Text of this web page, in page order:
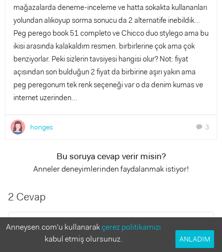
mağazalarda deneme-inceleme ve hatta sokakta kullananları
yolundan alıkoyup sorma sonucu da 2 alternatife inebildik...
Peg perego book 51 completo ve Chicco duo stylego ama bu
ikisi arasında kalakaldım resmen. birbirlerine çok ama çok
benziyorlar. Peki sizlerin tavsiyesi hangisi olur? Not: fiyat
açısından son bulduğun 2 fiyat da birbirine aşırı yakın ama
peg peregonum tek renk seçeneği var o da denim kumas ve
internet uzerinden...
honges chat 3
Bu soruya cevap verir misin?
Anneler deneyimlerinden faydalanmak istiyor!
2 Cevap
Zöhre.
8 yıl önce
Anneysen.com'u kullanarakçerez politikamızı
kabul etmiş olursunuz.
ANLADIM